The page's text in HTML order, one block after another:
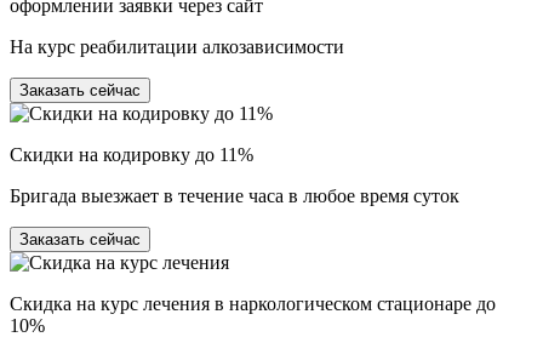
оформлении заявки через сайт
На курс реабилитации алкозависимости
Заказать сейчас
Скидки на кодировку до 11%
Бригада выезжает в течение часа в любое время суток
Заказать сейчас
Скидка на курс лечения в наркологическом стационаре до
10%